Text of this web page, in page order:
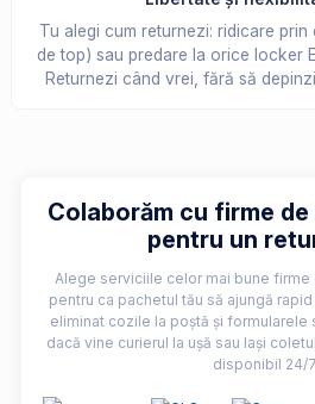
Tu alegi cum returnezi: ridicare
de top) sau predare la orice locker
Returnezi când vrei, fără să
Colaborăm cu firme
pentru un
Alege serviciile celor mai bune firme
pentru ca pachetul tău să ajungă
eliminat cozile la poștă și formularele
dacă vine curierul la ușă sau lași
disponibil 24/